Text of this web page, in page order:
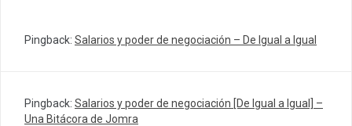
Pingback: Salarios y poder de negociación – De Igual a Igual
Pingback: Salarios y poder de negociación [De Igual a Igual] –
Una Bitácora de Jomra